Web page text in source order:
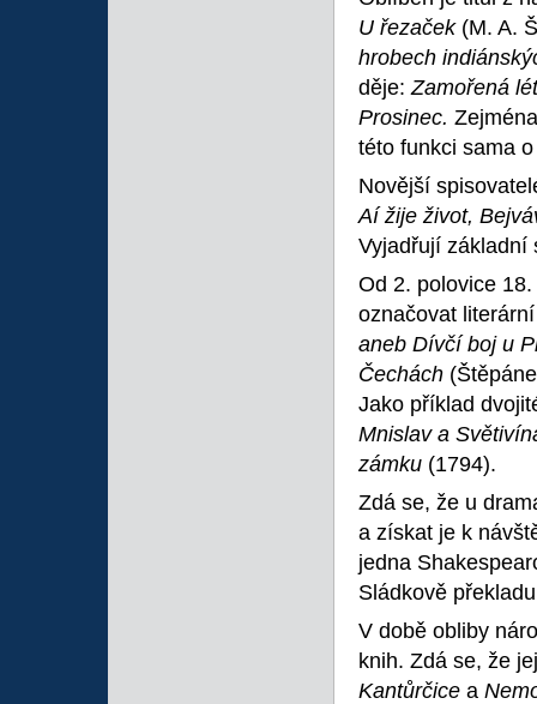
U řezaček (M. A.
hrobech
děje:Zamořená
Prosinec.
této funkci sama
Novější
Aí žije život,
Vyjadřují základní
Od 2. polovice
označovat
aneb Dívčí boj u
Čechách
Jako příklad
Mnislav a
zámku (1794).
Zdá se, že u
a získat je k
jedna
Sládkově
V době obliby
knih. Zdá se, že
Kantůrčice a